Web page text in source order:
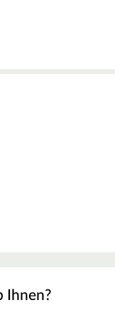
Ihnen?